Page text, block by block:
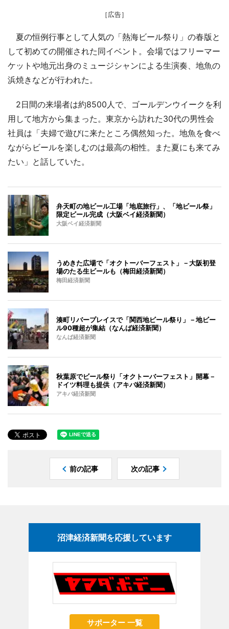
［広告］
夏の恒例行事として人気の「熱海ビール祭り」の春版と
して初めての開催された同イベント。会場ではフリーマー
ケットや地元出身のミュージシャンによる生演奏、地魚の
浜焼きなどが行われた。
2日間の来場者は約8500人で、ゴールデンウイークを利
用して地方から集まった。東京から訪れた30代の男性会
社員は「夫婦で遊びに来たところ偶然知った。地魚を食べ
ながらビールを楽しむのは最高の相性。また夏にも来てみ
たい」と話していた。
弁天町の地ビール工場「地底旅行」、「地ビール祭」
限定ビール完成（大阪ベイ経済新聞）
大阪ベイ経済新聞
うめきた広場で「オクトーバーフェスト」－大阪初登
場のたる生ビールも（梅田経済新聞）
梅田経済新聞
湊町リバープレイスで「関西地ビール祭り」－地ビー
ル90種超が集結（なんば経済新聞）
なんば経済新聞
秋葉原でビール祭り「オクトーバーフェスト」開幕－
ドイツ料理も提供（アキバ経済新聞）
アキバ経済新聞
前の記事 次の記事
沼津経済新聞を応援しています
サポーター 一覧